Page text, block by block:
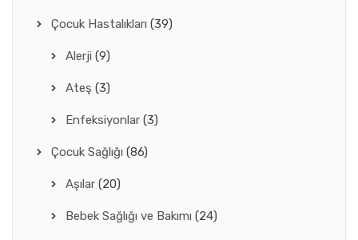
Çocuk Hastalıkları (39)
Alerji (9)
Ateş (3)
Enfeksiyonlar (3)
Çocuk Sağlığı (86)
Aşılar (20)
Bebek Sağlığı ve Bakımı (24)